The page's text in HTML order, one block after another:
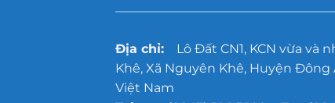
Địa chỉ:Lô Đất CN1, KCN vừa và
Khê, Xã Nguyên Khê, Huyện Đông
Việt Nam